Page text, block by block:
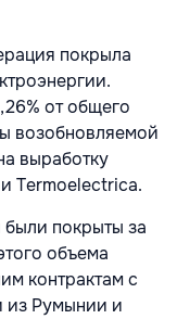
покрыла
от общего
возобновляемой
выработку
и Termoelectrica.
покрыты за
объема
контрактам с
из Румынии и